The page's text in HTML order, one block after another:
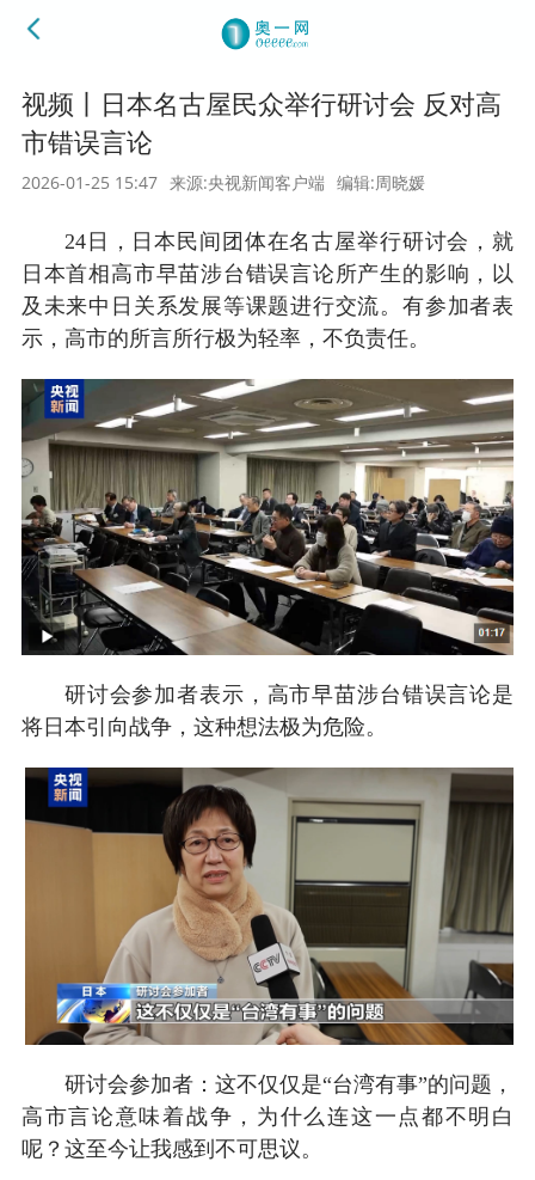
视频丨日本名古屋民众举行研讨会 反对高
市错误言论
2026-01-25 15:47 来源:央视新闻客户端 编辑:周晓媛
24日，日本民间团体在名古屋举行研讨会，就
日本首相高市早苗涉台错误言论所产生的影响，以
及未来中日关系发展等课题进行交流。有参加者表
示，高市的所言所行极为轻率，不负责任。
研讨会参加者表示，高市早苗涉台错误言论是
将日本引向战争，这种想法极为危险。
研讨会参加者：这不仅仅是“台湾有事”的问题，
高市言论意味着战争，为什么连这一点都不明白
呢？这至今让我感到不可思议。